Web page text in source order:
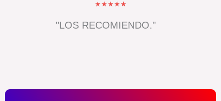
★ ★ ★ ★ ★
l
o
"LOS RECOMIENDO."